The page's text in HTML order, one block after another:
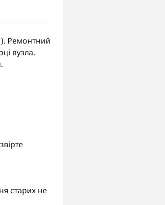
Ремонтний
вузла.
старих не